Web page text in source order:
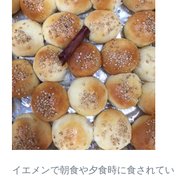
イエメンで朝食や夕食時に食されて